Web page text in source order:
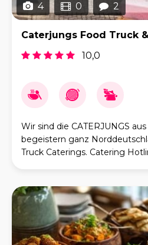
4 0 2
Caterjungs Food Truck
10,0
Wir sind die CATERJUNGS
begeistern ganz
Truck Caterings. Catering